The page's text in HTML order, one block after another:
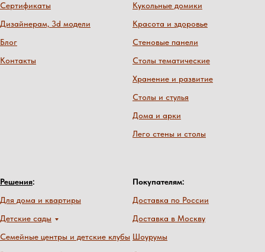
Сертификаты
Дизайнерам, 3d модели
Блог
Контакты
Кукольные домики
Красота и здоровье
Стеновые панели
Столы тематические
Хранение и развитие
Столы и стулья
Дома и арки
Лего стены и столы
Решения:
Для дома и квартиры
Детские сады
Семейные центры и детские клубы
Покупателям:
Доставка по России
Доставка в Москву
Шоурумы